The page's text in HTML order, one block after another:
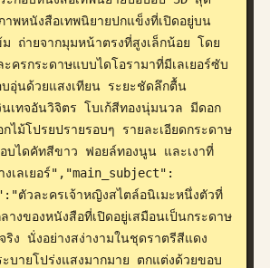
หนังสือเทพนิยายปกแข็งที่เปิดอยู่บน
ถ่ายจากมุมหน้าตรงที่สูงเล็กน้อย โดย
ะครกระดาษแบบไดโอรามาที่มีเลเยอร์ซับ
อุ่นด้วยแสงเทียน ระยะชัดลึกตื้น
เทจอันวิจิตร โบเก้สีทองนุ่มนวล มีดอก
ไม้โปรยปรายรอบๆ รายละเอียดกระดาษ
บไดคัทสีขาว ฟอยล์ทองนูน และเงาที่
งเลเยอร์","main_subject":
วละครเจ้าหญิงสไตล์อนิเมะหนึ่งตัวที่
ลางของหนังสือที่เปิดอยู่เสมือนเป็นกระดาษ
ริง นั่งอย่างสง่างามในชุดราตรีสีแดง
บายโปร่งแสงมากมาย ตกแต่งด้วยขอบ